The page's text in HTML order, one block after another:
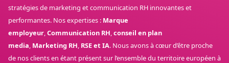
stratégies de marketing et communication RH innovantes et
performantes. Nos expertises : Marque
employeur,Communication RH,conseil en plan
media, Marketing RH, RSE et IA. Nous avons à cœur d’être proche
de nos clients en étant présent sur l’ensemble du territoire européen à